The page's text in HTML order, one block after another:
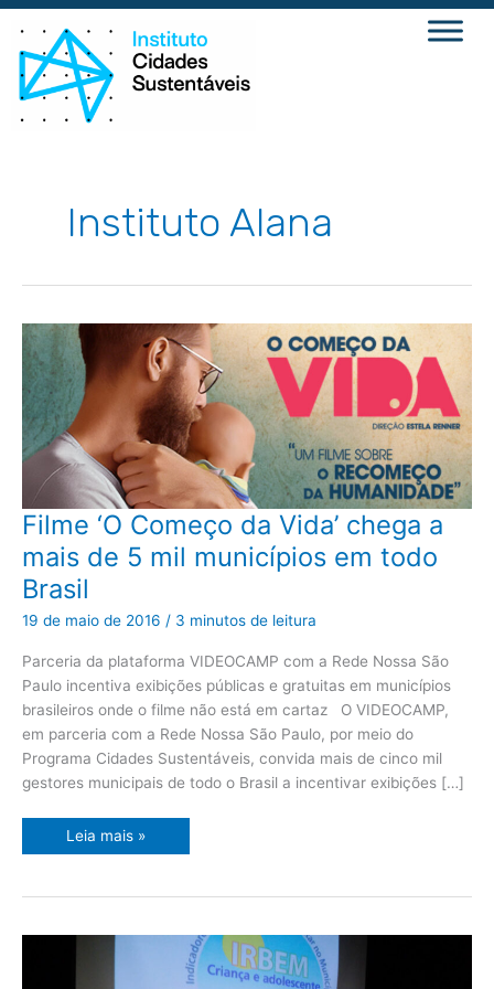
Ir
para
conteúdo
Instituto Alana
Filme ‘O Começo da Vida’ chega a
mais de 5 mil municípios em todo
Brasil
19 de maio de 2016 / 3 minutos de leitura
Parceria da plataforma VIDEOCAMP com a Rede Nossa São
Paulo incentiva exibições públicas e gratuitas em municípios
brasileiros onde o filme não está em cartaz O VIDEOCAMP,
em parceria com a Rede Nossa São Paulo, por meio do
Programa Cidades Sustentáveis, convida mais de cinco mil
gestores municipais de todo o Brasil a incentivar exibições […]
Filme
‘O
Começo
da
Vida’
chega
a
mais
de
mil
municípios
em
todo
Brasil
Leia mais »